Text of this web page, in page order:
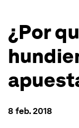
¿Por
8 feb. 2018